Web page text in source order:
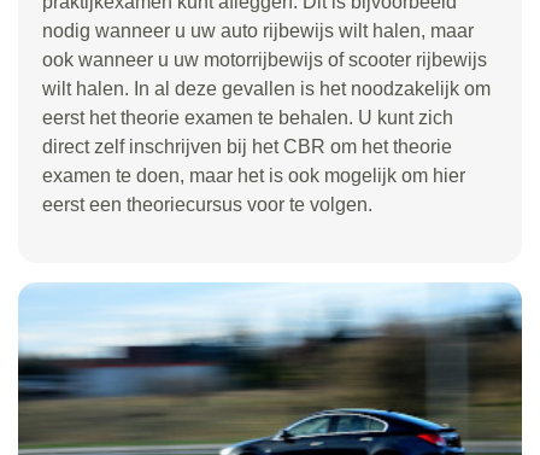
nodig wanneer u uw auto rijbewijs wilt halen, maar
ook wanneer u uw motorrijbewijs of scooter rijbewijs
wilt halen. In al deze gevallen is het noodzakelijk om
eerst het theorie examen te behalen. U kunt zich
direct zelf inschrijven bij het CBR om het theorie
examen te doen, maar het is ook mogelijk om hier
eerst een theoriecursus voor te volgen.